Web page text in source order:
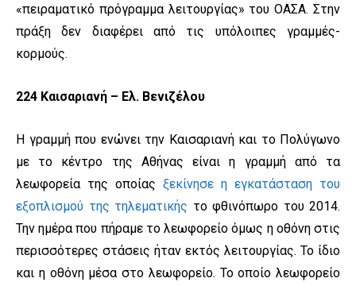
«πειραματικό πρόγραμμα λειτουργίας» του ΟΑΣΑ. Στην
πράξη δεν διαφέρει από τις υπόλοιπες γραμμές-
κορμούς.
224 Καισαριανή – Ελ. Βενιζέλου
Η γραμμή που ενώνει την Καισαριανή και το Πολύγωνο
με το κέντρο της Αθήνας είναι η γραμμή από τα
λεωφορεία της οποίας ξεκίνησε η εγκατάσταση του
εξοπλισμού της τηλεματικής το φθινόπωρο του 2014.
Την ημέρα που πήραμε το λεωφορείο όμως η οθόνη στις
περισσότερες στάσεις ήταν εκτός λειτουργίας. Το ίδιο
και η οθόνη μέσα στο λεωφορείο. Το οποίο λεωφορείο